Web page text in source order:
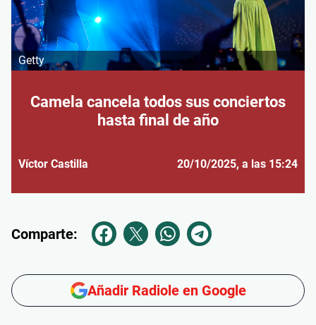
Getty
Camela cancela todos sus conciertos
hasta final de año
Víctor Castilla 20/10/2025, a las 15:24
Comparte:
Añadir Radiole en Google